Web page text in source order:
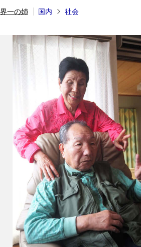
一の姉 国内 社会